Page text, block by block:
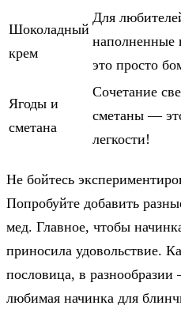
Шоколадный
крем
Для
наполненные
это просто
Ягоды и
сметана
Сочетание
сметаны —
легкости!
Не бойтесь
Попробуйте добавить
мед. Главное, чтобы
приносила удовольствие.
пословица, в
любимая начинка для